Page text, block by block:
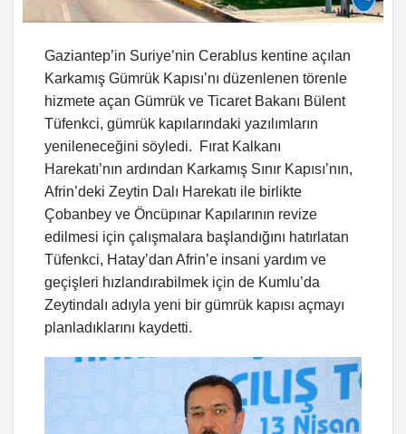
Gaziantep’in Suriye’nin Cerablus kentine açılan
Karkamış Gümrük Kapısı’nı düzenlenen törenle
hizmete açan Gümrük ve Ticaret Bakanı Bülent
Tüfenkci, gümrük kapılarındaki yazılımların
yenileneceğini söyledi. Fırat Kalkanı
Harekatı’nın ardından Karkamış Sınır Kapısı’nın,
Afrin’deki Zeytin Dalı Harekatı ile birlikte
Çobanbey ve Öncüpınar Kapılarının revize
edilmesi için çalışmalara başlandığını hatırlatan
Tüfenkci, Hatay’dan Afrin’e insani yardım ve
geçişleri hızlandırabilmek için de Kumlu’da
Zeytindalı adıyla yeni bir gümrük kapısı açmayı
planladıklarını kaydetti.